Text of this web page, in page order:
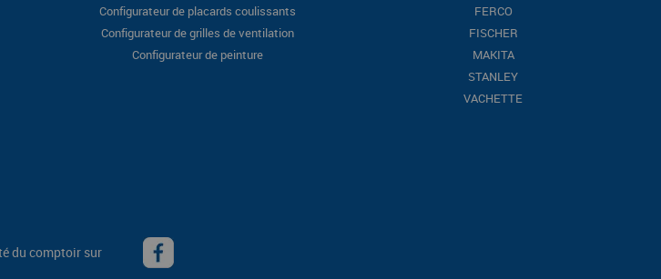
Configurateur de placards coulissants
Configurateur de grilles de ventilation
Configurateur de peinture
FERCO
FISCHER
MAKITA
STANLEY
VACHETTE
du comptoir sur